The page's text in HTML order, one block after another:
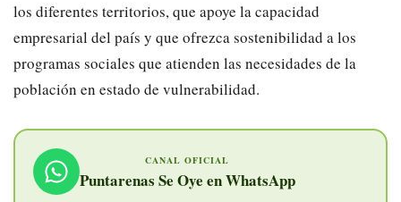
los diferentes territorios, que apoye la capacidad
empresarial del país y que ofrezca sostenibilidad a los
programas sociales que atienden las necesidades de la
población en estado de vulnerabilidad.
CANAL OFICIAL
Puntarenas Se Oye en WhatsApp